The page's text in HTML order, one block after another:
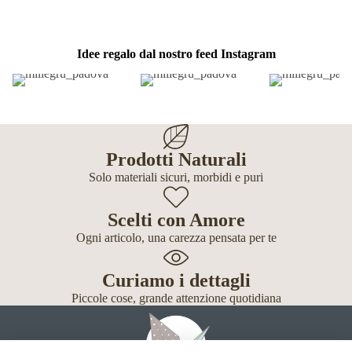
Idee regalo dal nostro feed Instagram
Prodotti Naturali
Solo materiali sicuri, morbidi e puri
Scelti con Amore
Ogni articolo, una carezza pensata per te
Curiamo i dettagli
Piccole cose, grande attenzione quotidiana